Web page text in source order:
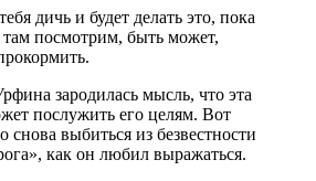
дичь и будет делать это, пока
посмотрим, быть может,
зародилась мысль, что эта
послужить его целям. Вот
снова выбиться из безвестности
как он любил выражаться.